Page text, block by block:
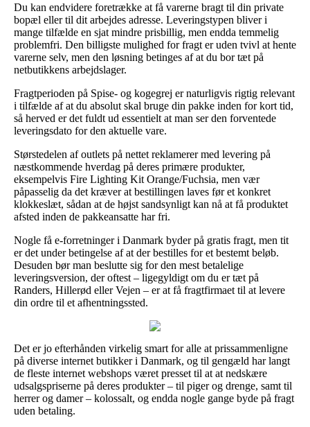
Du kan endvidere foretrække at få varerne bragt til din private
bopæl eller til dit arbejdes adresse. Leveringstypen bliver i
mange tilfælde en sjat mindre prisbillig, men endda temmelig
problemfri. Den billigste mulighed for fragt er uden tvivl at hente
varerne selv, men den løsning betinges af at du bor tæt på
netbutikkens arbejdslager.
Fragtperioden på Spise- og kogegrej er naturligvis rigtig relevant
i tilfælde af at du absolut skal bruge din pakke inden for kort tid,
så herved er det fuldt ud essentielt at man ser den forventede
leveringsdato for den aktuelle vare.
Størstedelen af outlets på nettet reklamerer med levering på
næstkommende hverdag på deres primære produkter,
eksempelvis Fire Lighting Kit Orange/Fuchsia, men vær
påpasselig da det kræver at bestillingen laves før et konkret
klokkeslæt, sådan at de højst sandsynligt kan nå at få produktet
afsted inden de pakkeansatte har fri.
Nogle få e-forretninger i Danmark byder på gratis fragt, men tit
er det under betingelse af at der bestilles for et bestemt beløb.
Desuden bør man beslutte sig for den mest betalelige
leveringsversion, der oftest – ligegyldigt om du er tæt på
Randers, Hillerød eller Vejen – er at få fragtfirmaet til at levere
din ordre til et afhentningssted.
Det er jo efterhånden virkelig smart for alle at prissammenligne
på diverse internet butikker i Danmark, og til gengæld har langt
de fleste internet webshops været presset til at at nedskære
udsalgspriserne på deres produkter – til piger og drenge, samt til
herrer og damer – kolossalt, og endda nogle gange byde på fragt
uden betaling.